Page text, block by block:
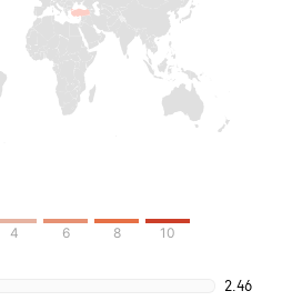
4 6 8 10
2.46